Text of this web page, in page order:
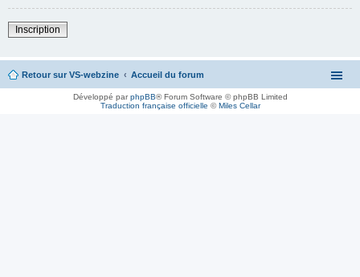
Inscription
Retour sur VS-webzine Accueil du forum
Développé parphpBB® Forum Software © phpBB Limited
Traduction française officielle ©Miles Cellar